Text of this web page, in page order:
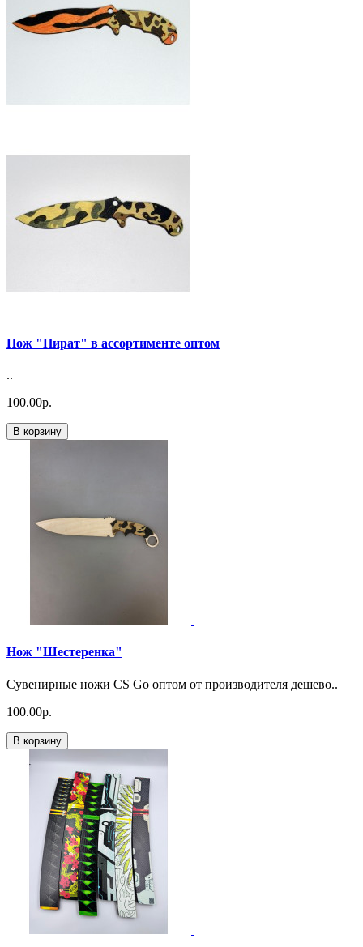
Нож "Пират" в ассортименте оптом
..
100.00р.
В корзину
Нож "Шестеренка"
Сувенирные ножи CS Go оптом от производителя дешево..
100.00р.
В корзину